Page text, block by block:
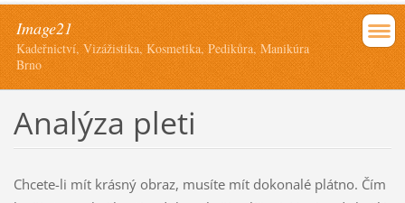
Image21
Kadeřnictví, Vizážistika, Kosmetika, Pedikůra, Manikúra
Brno
Analýza pleti
Chcete-li mít krásný obraz, musíte mít dokonalé plátno. Čím